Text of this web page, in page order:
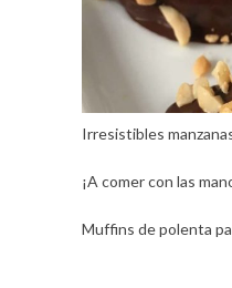
Irresistibles
¡A comer con las
Muffins de polenta